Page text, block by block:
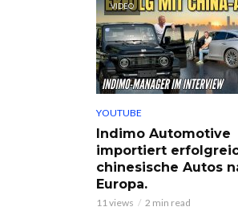
VIDEO
YOUTUBE
Indimo Automotive
importiert
chinesische Autos
Europa.
11 views 2 min read